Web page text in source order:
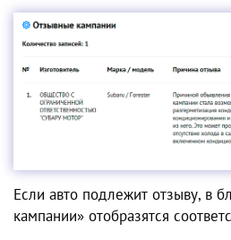
Если авто подлежит отзыву, в
кампании» отобразятся